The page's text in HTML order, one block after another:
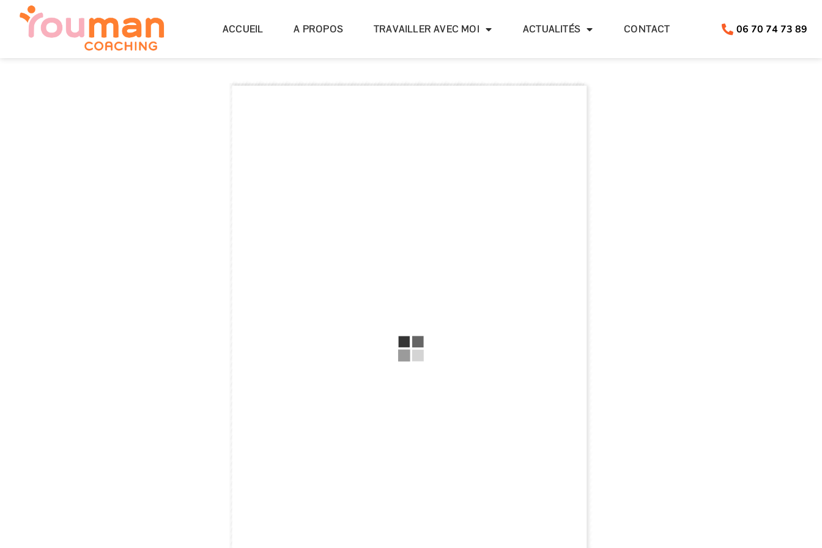
ACCUEIL A PROPOS TRAVAILLER AVEC MOI ACTUALITÉS CONTACT 06 70 74 73 89